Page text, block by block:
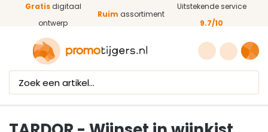
Ga naar de hoofdinhoud
Gratisdigitaal
ontwerp
Ruim assortiment
Uitstekende service
9.7/10